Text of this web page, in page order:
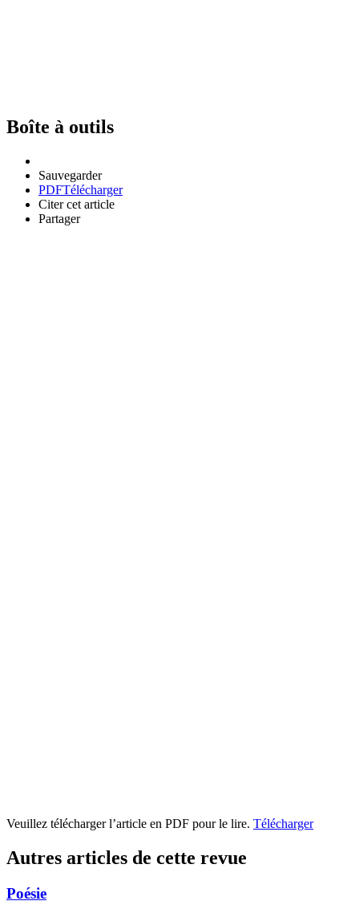
Boîte à outils
Sauvegarder
PDFTélécharger
Citer cet article
Partager
Veuillez télécharger l’article en PDF pour le lire. Télécharger
Autres articles de cette revue
Poésie